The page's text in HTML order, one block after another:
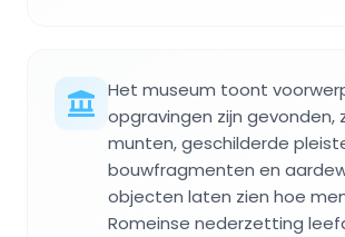
Het museum toont
opgravingen zijn gevonden,
munten, geschilderde
bouwfragmenten en
objecten laten zien hoe
Romeinse nederzetting